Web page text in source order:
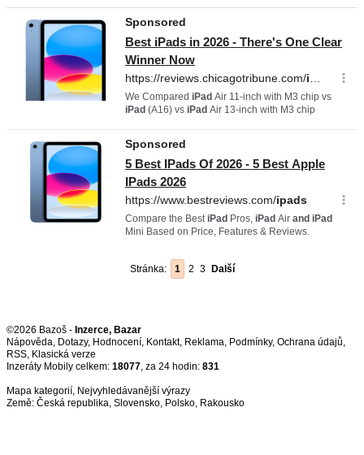
Stránka: 1 2 3 Další
©2026 Bazoš - Inzerce, Bazar
Nápověda, Dotazy, Hodnocení, Kontakt, Reklama, Podmínky, Ochrana údajů,
RSS,
Inzeráty Mobily celkem: 18077, za 24 hodin: 831
Mapa kategorií, Nejvyhledávanější výrazy
Země: Česká republika, Slovensko, Polsko, Rakousko